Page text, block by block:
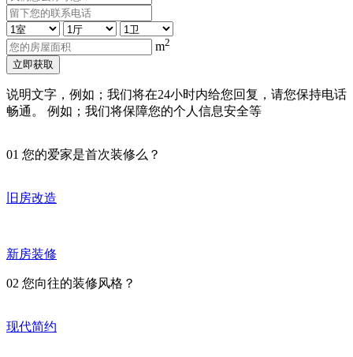
m2
立即获取
说明文字，例如；我们将在24小时内给您回复，请您保持电话
畅通。 例如；我们将保障您的个人信息安全等
01 您的爱家是首次装修么？
旧房改造
新房装修
02 您向往的装修风格？
现代简约